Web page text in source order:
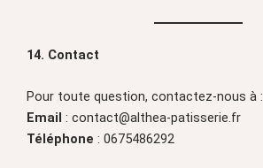
14. Contact
Pour toute question, contactez-nous à :
Email : contact@althea-patisserie.fr
Téléphone : 0675486292